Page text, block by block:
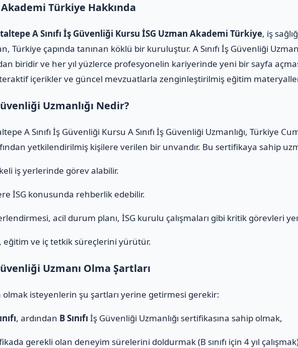
Türkiye Hakkında
A Sınıfı İş Güvenliği Kursu İSG Uzman Akademi Türkiye, iş
Türkiye çapında tanınan köklü bir kuruluştur. A Sınıfı İş Güvenliği
biridir ve her yıl yüzlerce profesyonelin kariyerinde yeni bir sayfa
içerikler ve güncel mevzuatlarla zenginleştirilmiş eğitim
Uzmanlığı Nedir?
A Sınıfı İş Güvenliği Kursu A Sınıfı İş Güvenliği Uzmanlığı, Türkiye
yetkilendirilmiş kişilere verilen bir unvandır. Bu sertifikaya sahip
iş yerlerinde görev alabilir.
İSG konusunda rehberlik edebilir.
acil durum planı, İSG kurulu çalışmaları gibi kritik görevleri
eğitim ve iç tetkik süreçlerini yürütür.
Uzmanı Olma Şartları
olmak isteyenlerin şu şartları yerine getirmesi gerekir:
, ardından B Sınıfı İş Güvenliği Uzmanlığı sertifikasına sahip olmak,
gerekli olan deneyim sürelerini doldurmak (B sınıfı için 4 yıl